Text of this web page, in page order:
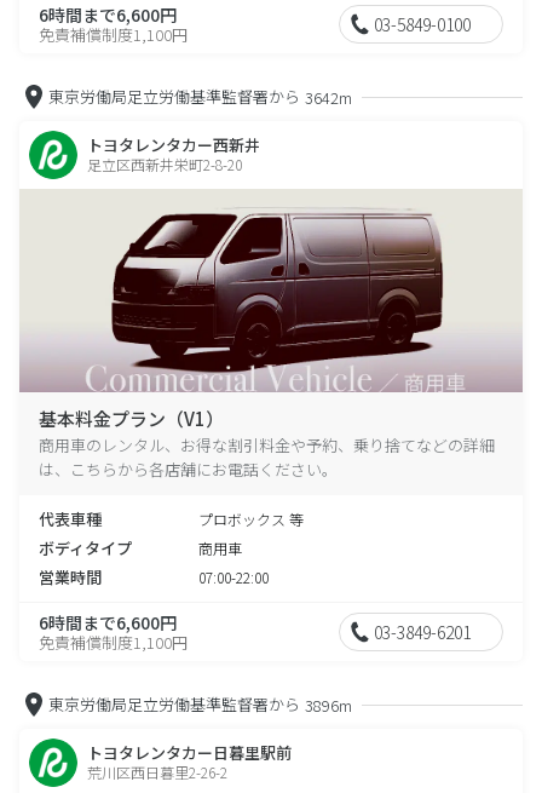
6時間まで6,600円
免責補償制度1,100円 03-5849-0100
東京労働局足立労働基準監督署から 3642m
トヨタレンタカー西新井
足立区西新井栄町2-8-20
基本料金プラン（V1）
商用車のレンタル、お得な割引料金や予約、乗り捨てなどの詳細
は、こちらから各店舗にお電話ください。
代表車種 プロボックス 等
ボディタイプ 商用車
営業時間 07:00-22:00
6時間まで6,600円
免責補償制度1,100円 03-3849-6201
東京労働局足立労働基準監督署から 3896m
トヨタレンタカー日暮里駅前
荒川区西日暮里2-26-2